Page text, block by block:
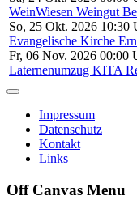
WeinWiesen Weingut
So, 25 Okt. 2026 10:30
Evangelische Kirche
Fr, 06 Nov. 2026 00:00
Laternenumzug KITA
Impressum
Datenschutz
Kontakt
Links
Off Canvas Menu